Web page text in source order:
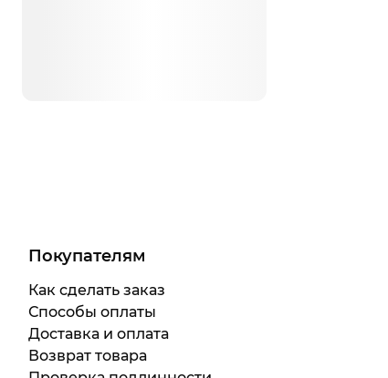
Покупателям
Как сделать заказ
Способы оплаты
Доставка и оплата
Возврат товара